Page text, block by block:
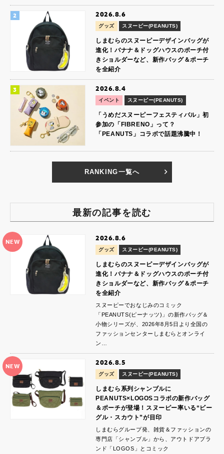
2026.8.6
グッズ スヌーピー(PEANUTS)
しまむらのスヌーピーデザインバッグが
進化！バナナ＆ドッグハウスのポーチ付
きショルダーなど、新作バッグ＆ポーチ
を全紹介
2026.8.4
イベント スヌーピー(PEANUTS)
「うめだスヌーピーフェスティバル」初
参加の「FIBRENO」って？
「PEANUTS」コラボで話題沸騰中！
RANKING一覧へ
最新の記事を読む
NEW 2026.8.6
グッズ スヌーピー(PEANUTS)
しまむらのスヌーピーデザインバッグが
進化！バナナ＆ドッグハウスのポーチ付
きショルダーなど、新作バッグ＆ポーチ
を全紹介
スヌーピーでおなじみのコミック
「PEANUTS(ピーナッツ)」の新作バッグ＆
小物シリーズが、2026年8月5日より全国の
ファッションセンターしまむらとオンライ
ン…
NEW 2026.8.5
グッズ スヌーピー(PEANUTS)
しまむら系列シャンブルに
PEANUTS×LOGOSコラボの新作バッグ
＆ポーチが登場！スヌーピー率いる“ビー
グル・スカウト”が目印
しまむらグループ発、雑貨＆ファッションの
専門店「シャンブル」から、アウトドアブラ
ンド「LOGOS」とコミック